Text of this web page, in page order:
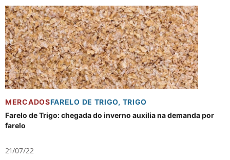
MERCADOSFARELO DE TRIGO, TRIGO
Farelo de Trigo: chegada do inverno auxilia na demanda por
farelo
21/07/22